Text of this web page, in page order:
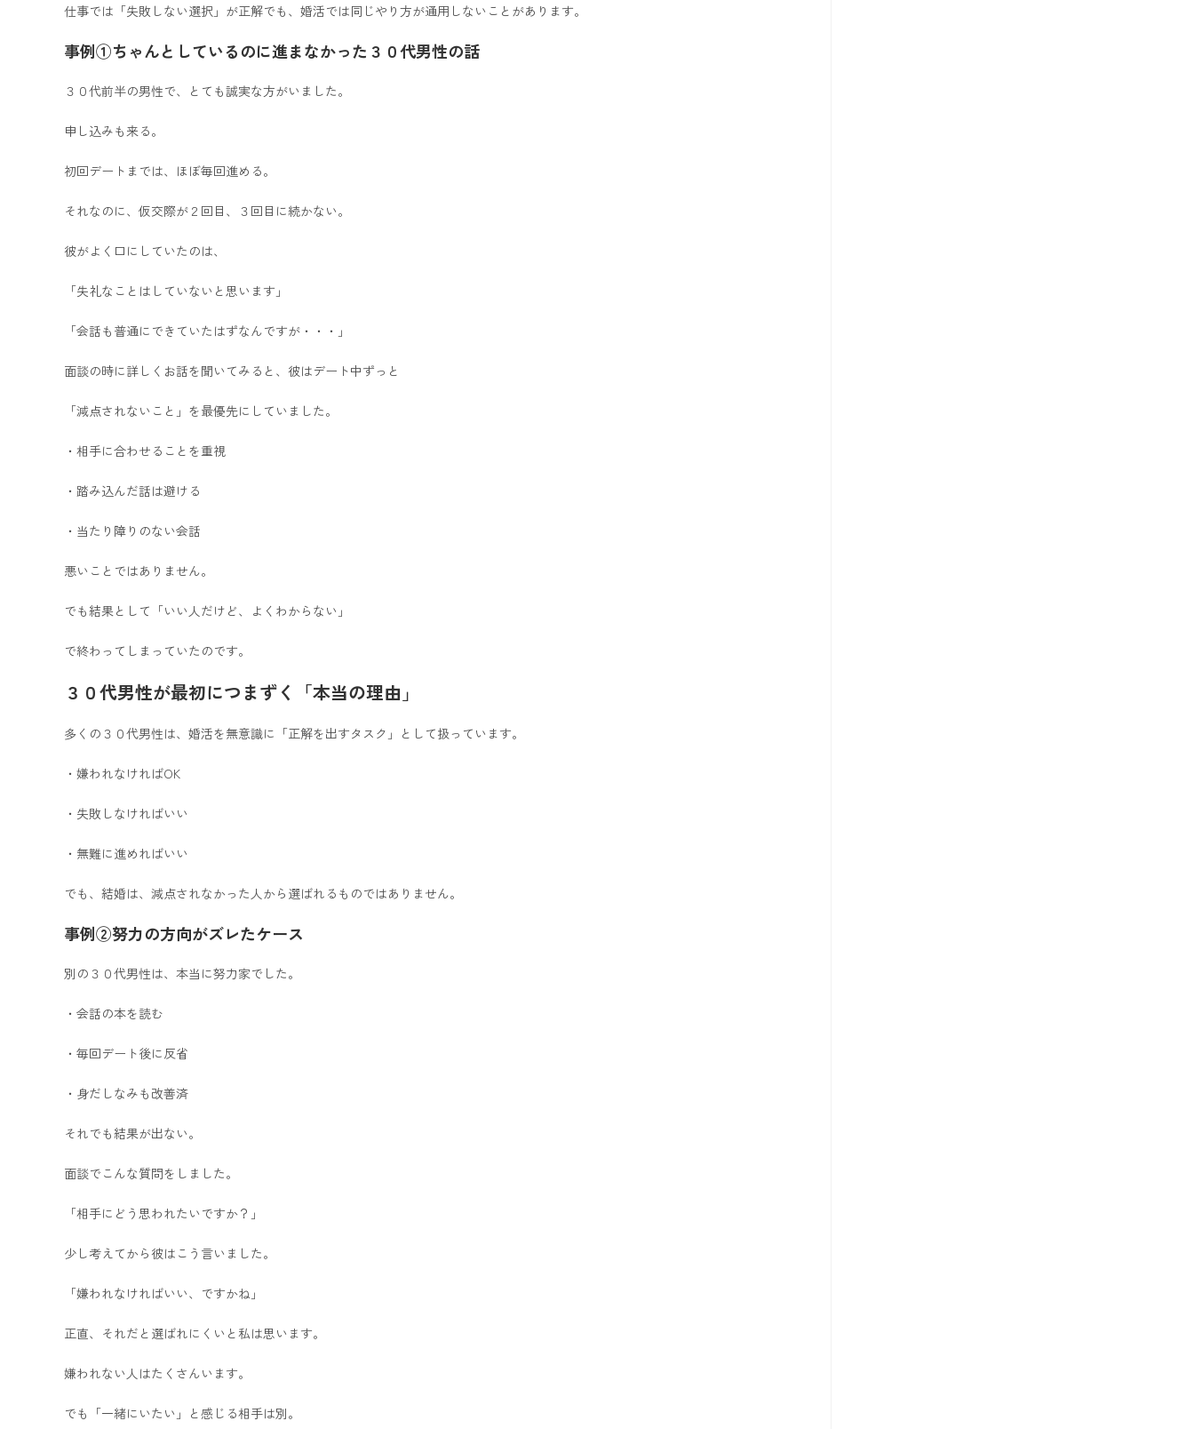
仕事では「失敗しない選択」が正解でも、婚活では同じやり方が通用しないことがあります。
事例①ちゃんとしているのに進まなかった３０代男性の話
３０代前半の男性で、とても誠実な方がいました。
申し込みも来る。
初回デートまでは、ほぼ毎回進める。
それなのに、仮交際が２回目、３回目に続かない。
彼がよく口にしていたのは、
「失礼なことはしていないと思います」
「会話も普通にできていたはずなんですが・・・」
面談の時に詳しくお話を聞いてみると、彼はデート中ずっと
「減点されないこと」を最優先にしていました。
・相手に合わせることを重視
・踏み込んだ話は避ける
・当たり障りのない会話
悪いことではありません。
でも結果として「いい人だけど、よくわからない」
で終わってしまっていたのです。
３０代男性が最初につまずく「本当の理由」
多くの３０代男性は、婚活を無意識に「正解を出すタスク」として扱っています。
・嫌われなければOK
・失敗しなければいい
・無難に進めればいい
でも、結婚は、減点されなかった人から選ばれるものではありません。
事例②努力の方向がズレたケース
別の３０代男性は、本当に努力家でした。
・会話の本を読む
・毎回デート後に反省
・身だしなみも改善済
それでも結果が出ない。
面談でこんな質問をしました。
「相手にどう思われたいですか？」
少し考えてから彼はこう言いました。
「嫌われなければいい、ですかね」
正直、それだと選ばれにくいと私は思います。
嫌われない人はたくさんいます。
でも「一緒にいたい」と感じる相手は別。